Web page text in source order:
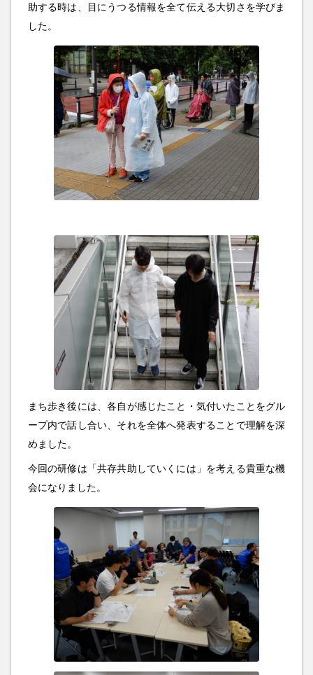
助する時は、目にうつる情報を全て伝える大切さを学びま
した。
まち歩き後には、各自が感じたこと・気付いたことをグル
ープ内で話し合い、それを全体へ発表することで理解を深
めました。
今回の研修は「共存共助していくには」を考える貴重な機
会になりました。